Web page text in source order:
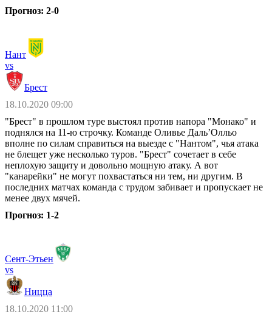
Прогноз: 2-0
Нант
vs
Брест
18.10.2020 09:00
"Брест" в прошлом туре выстоял против напора "Монако" и
поднялся на 11-ю строчку. Команде Оливье Даль’Олльо
вполне по силам справиться на выезде с "Нантом", чья атака
не блещет уже несколько туров. "Брест" сочетает в себе
неплохую защиту и довольно мощную атаку. А вот
"канарейки" не могут похвастаться ни тем, ни другим. В
последних матчах команда с трудом забивает и пропускает не
менее двух мячей.
Прогноз: 1-2
Сент-Этьен
vs
Ницца
18.10.2020 11:00